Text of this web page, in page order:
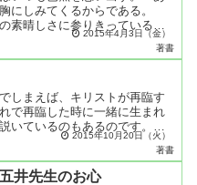
にしみてくるからである。
素晴しさに参りきっている私
いているので（『神への郷
2015年4月3日（金）
著書
しまえば、キリストが再臨す
で再臨した時に一緒に生まれ
いているのもあるのです。そ
亡くなったらすぐ、向こう
2015年10月20日（火）
著書
井先生のお心